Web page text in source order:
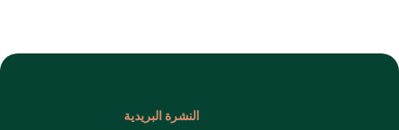
النشرة البريدية